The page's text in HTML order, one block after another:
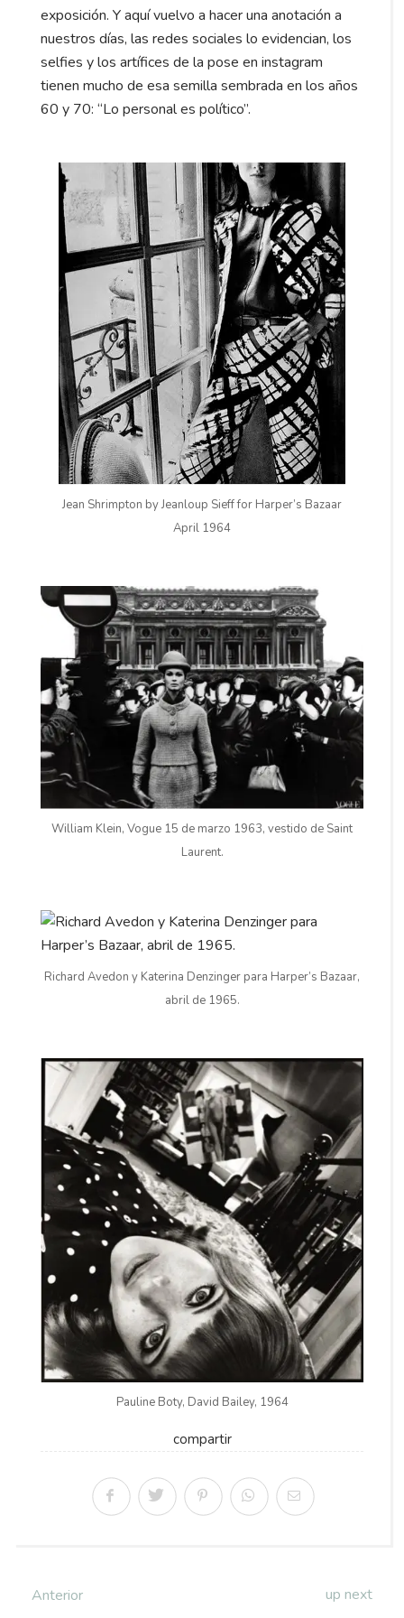
exposición. Y aquí vuelvo a hacer una anotación a
nuestros días, las redes sociales lo evidencian, los
selfies y los artífices de la pose en instagram
tienen mucho de esa semilla sembrada en los años
60 y 70: “Lo personal es político”.
Jean Shrimpton by Jeanloup Sieff for Harper’s Bazaar
April 1964
William Klein, Vogue 15 de marzo 1963, vestido de Saint
Laurent.
Richard Avedon y Katerina Denzinger para Harper’s Bazaar,
abril de 1965.
Pauline Boty, David Bailey, 1964
compartir
Anterior up next